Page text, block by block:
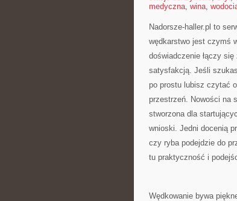
medyczna, wina,
Nadorsze-haller.pl to
wędkarstwo jest czymś
doświadczenie łączy
satysfakcją. Jeśli
po prostu lubisz czytać
przestrzeń. Nowości na
stworzona dla
wnioski. Jedni docenią
czy ryba podejdzie do
tu praktyczność i
Wędkowanie bywa